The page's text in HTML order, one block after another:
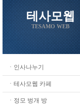
테사모웹
TESAMO WEB
ㆍ인사나누기
ㆍ테사모웹 카페
ㆍ정모 벙개 방